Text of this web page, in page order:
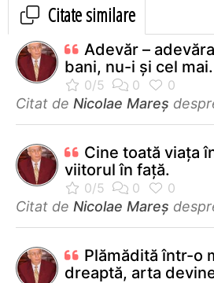
Citate similare
Adevăr –
bani, nu-i și cel
Citat de Nicolae Mareș
Cine toată viața
viitorul în față.
Citat de Nicolae Mareș
Plămădită într-o
dreaptă, arta